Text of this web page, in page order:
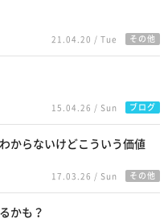
21.04.20 / Tue その他
15.04.26 / Sun ブログ
からないけどこういう価値
17.03.26 / Sun その他
かも？